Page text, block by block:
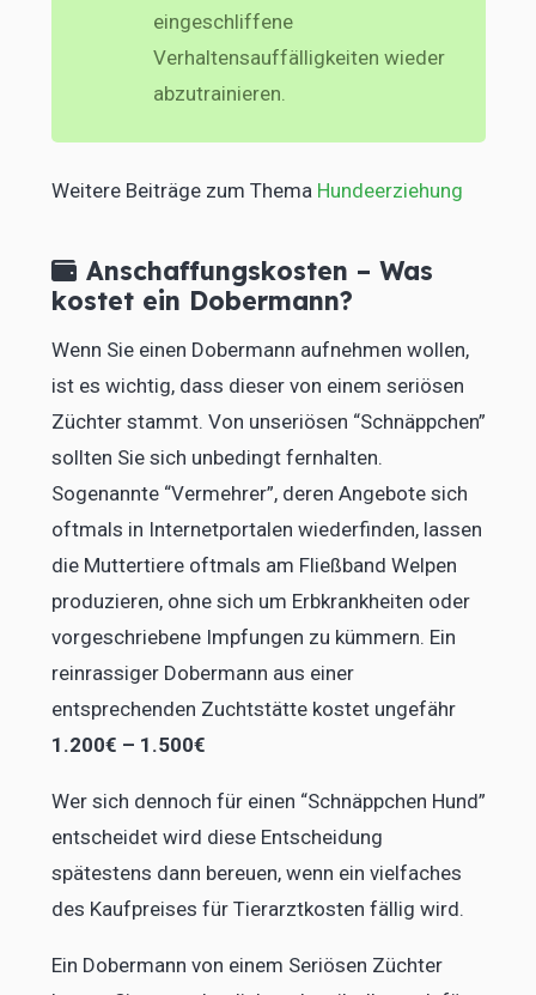
eingeschliffene
Verhaltensauffälligkeiten wieder
abzutrainieren.
Weitere Beiträge zum Thema Hundeerziehung
Anschaffungskosten – Was
kostet ein Dobermann?
Wenn Sie einen Dobermann aufnehmen wollen,
ist es wichtig, dass dieser von einem seriösen
Züchter stammt. Von unseriösen “Schnäppchen”
sollten Sie sich unbedingt fernhalten.
Sogenannte “Vermehrer”, deren Angebote sich
oftmals in Internetportalen wiederfinden, lassen
die Muttertiere oftmals am Fließband Welpen
produzieren, ohne sich um Erbkrankheiten oder
vorgeschriebene Impfungen zu kümmern. Ein
reinrassiger Dobermann aus einer
entsprechenden Zuchtstätte kostet ungefähr
1.200€ – 1.500€
Wer sich dennoch für einen “Schnäppchen Hund”
entscheidet wird diese Entscheidung
spätestens dann bereuen, wenn ein vielfaches
des Kaufpreises für Tierarztkosten fällig wird.
Ein Dobermann von einem Seriösen Züchter